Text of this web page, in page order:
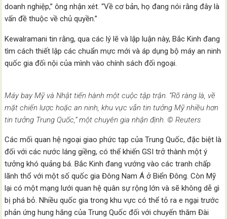
doanh nghiệp,” ông nhận xét. “Về cơ bản, họ đang nói rằng đây là
vấn đề thuộc về chủ quyền.”
Kewalramani tin rằng, qua các lý lẽ và lập luận này, Bắc Kinh đang
tìm cách thiết lập các chuẩn mực mới và áp dụng bộ máy an ninh
quốc gia đối nội của mình vào chính sách đối ngoại.
Máy bay Mỹ và Nhật tiến hành một cuộc tập trận. “Rõ ràng là, về
mặt chiến lược hoặc an ninh, khu vực vẫn tin tưởng Mỹ nhiều hơn
tin tưởng Trung Quốc,” một chuyên gia nhận định. © Reuters
Các mối quan hệ ngoại giao phức tạp của Trung Quốc, đặc biệt là
đối với các nước láng giềng, có thể khiến GSI trở thành một ý
tưởng khó quảng bá. Bắc Kinh đang vướng vào các tranh chấp
lãnh thổ với một số quốc gia Đông Nam Á ở Biển Đông. Còn Mỹ
lại có một mạng lưới quan hệ quân sự rộng lớn và sẽ không dễ gì
bị phá bỏ. Nhiều quốc gia trong khu vực có thể tỏ ra e ngại trước
phản ứng hung hăng của Trung Quốc đối với chuyến thăm Đài